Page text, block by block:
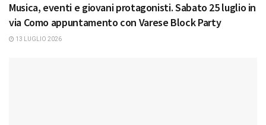
Musica, eventi e giovani protagonisti. Sabato 25 luglio in
via Como appuntamento con Varese Block Party
13 LUGLIO 2026